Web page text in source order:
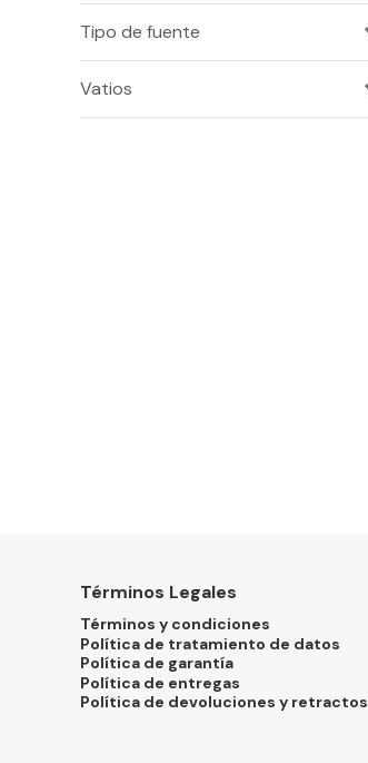
120 x 120 x 25mm
Tipo de fuente
Modular
Vatios
Términos Legales
Términos y condiciones
Política de tratamiento de datos
Política de garantía
Política de entregas
Política de devoluciones y retractos